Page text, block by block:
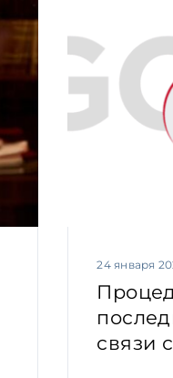
24 января
связи